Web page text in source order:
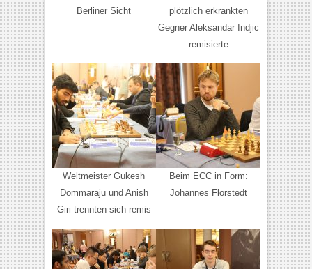
Berliner Sicht
plötzlich erkrankten
Gegner Aleksandar Indjic
remisierte
Weltmeister Gukesh
Dommaraju und Anish
Giri trennten sich remis
Beim ECC in Form:
Johannes Florstedt